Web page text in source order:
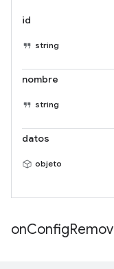
id
string
nombre
string
datos
objeto
onConfig